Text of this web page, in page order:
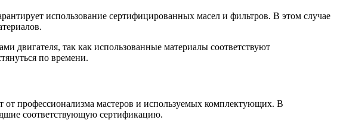
использование сертифицированных масел и фильтров. В этом случае
двигателя, так как использованные материалы соответствуют
по времени.
от профессионализма мастеров и используемых комплектующих. В
соответствующую сертификацию.